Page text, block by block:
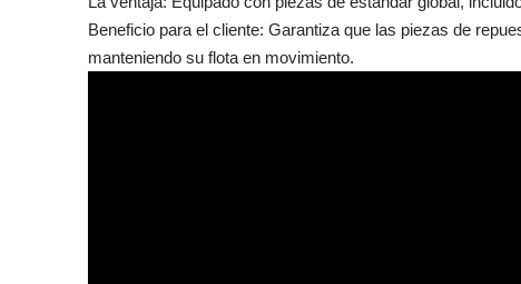
Beneficio para el cliente: Garantiza que las piezas de
manteniendo su flota en movimiento.